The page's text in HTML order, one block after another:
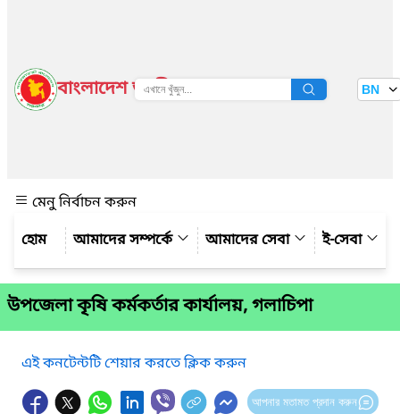
বাংলাদেশ জাতীয় তথ্য বাতায়ন BN
মেনু নির্বাচন করুন
আমাদের সম্পর্কে
আমাদের সেবা ই-সেবা
উপজেলা কৃষি কর্মকর্তার কার্যালয়, গলাচিপা
এই কনটেন্টটি শেয়ার করতে ক্লিক করুন
আপনার মতামত প্রদান করুন